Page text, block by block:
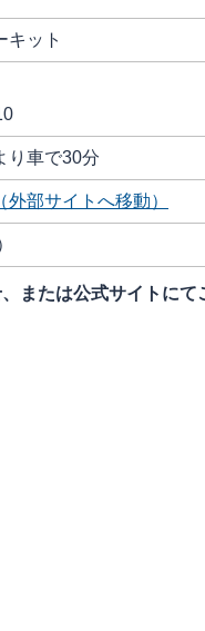
キット
り車で30分
部サイトへ移動）
または公式サイトにて